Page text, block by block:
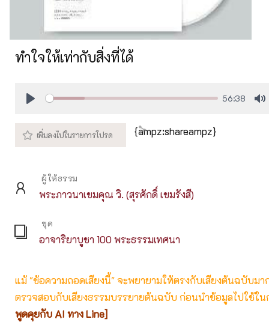
ทำใจให้เท่ากับสิ่งที่ได้
56:38
{ampz:shareampz}
ผู้ให้ธรรม
พระภาวนาเขมคุณ วิ. (สุรศักดิ์ เขมรังสี)
ชุด
อาจาริยาบูชา 100 พระธรรมเทศนา
แม้ "ข้อความถอดเสียงนี้" จะพยายามให้ตรงกับเสียงต้นฉบับม
ตรวจสอบกับเสียงธรรมบรรยายต้นฉบับ ก่อนนำข้อมูลไปใช้ใน
พูดคุยกับ AI ทาง Line]